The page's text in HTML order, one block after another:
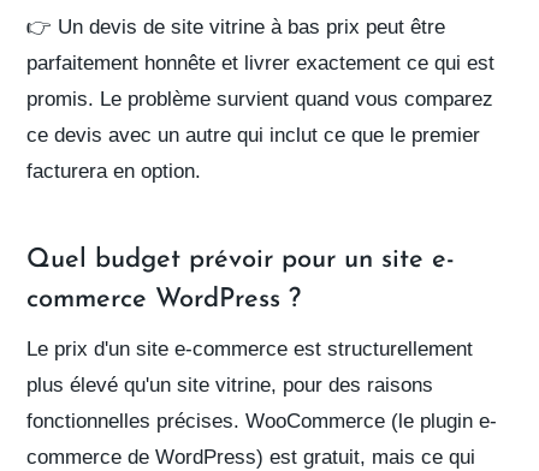
👉 Undevis de site vitrine à bas prix peut être
parfaitement honnête et livrer exactement ce qui est
promis. Le problème survient quand vous comparez
ce devis avec un autre qui inclut ce que le premier
facturera en option.
Quel budget prévoir pour un site e-
commerce WordPress ?
Le prix d'un site e-commerce est structurellement
plus élevé qu'un site vitrine, pour des raisons
fonctionnelles précises. WooCommerce (le plugin e-
commerce de WordPress) est gratuit, mais ce qui